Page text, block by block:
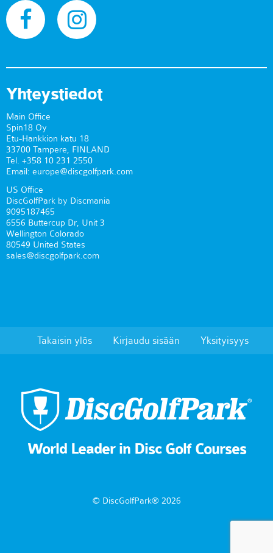
Yhteystiedot
Main Office
Spin18 Oy
Etu-Hankkion katu 18
33700 Tampere, FINLAND
Tel. +358 10 231 2550
Email: europe@discgolfpark.com
US Office
DiscGolfPark by Discmania
9095187465
6556 Buttercup Dr, Unit 3
Wellington Colorado
80549 United States
sales@discgolfpark.com
Takaisin ylös Kirjaudu sisään Yksityisyys
World Leader in Disc Golf Courses
© DiscGolfPark® 2026